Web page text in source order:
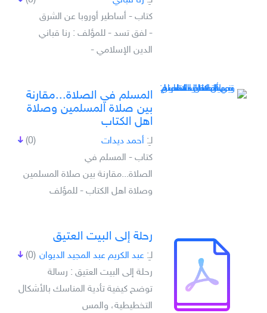
كتاب - أساطير أوروبا عن الشرق
- لفق تسد - للمؤلف : رنا قباني
الدين الإسلامي -
المسلم في الصلاة...مقارنة
بين صلاة المسلمين وصلاة
اهل الكتاب
(0) لـِ: أحمد ديدات
كتاب - المسلم في
الصلاة...مقارنة بين صلاة المسلمين
وصلاة اهل الكتاب - للمؤلف
رحلة إلى البيت العتيق
(0) لـِ: عبد الكريم عبد المجيد الديوان
رحلة إلى البيت العتيق : رسالة
توضح كيفية تأدية المناسك بالأشكال
التخطيطية، والمس